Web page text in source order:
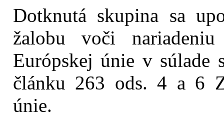
Dotknutá skupina sa
žalobu voči
Európskej únie v súlade
článku 263 ods. 4 a 6
únie.